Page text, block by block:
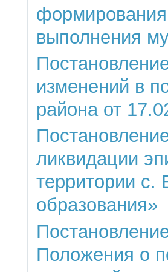
выполнения
изменений в
района от
ликвидации
территории с.
образования»
Положения о